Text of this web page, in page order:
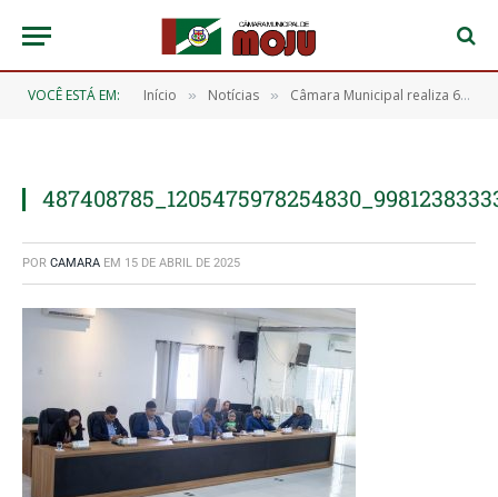
VOCÊ ESTÁ EM: Início » Notícias » Câmara Municipal realiza 6ª Sessão Ordinária e aprova 17 requerimentos para o município
POR CAMARA EM 15 DE ABRIL DE 2025